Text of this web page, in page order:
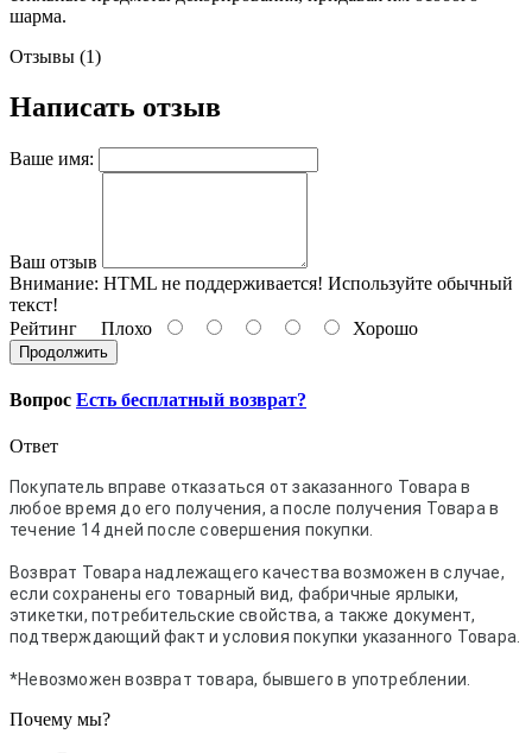
шарма.
Отзывы (1)
Написать отзыв
Ваше имя:
Ваш отзыв
Внимание: HTML не поддерживается! Используйте обычный
текст!
Рейтинг Плохо Хорошо
Продолжить
Вопрос Есть бесплатный возврат?
Ответ
Покупатель вправе отказаться от заказанного Товара в
любое время до его получения, а после получения Товара в
течение 14 дней после совершения покупки.
Возврат Товара надлежащего качества возможен в случае,
если сохранены его товарный вид, фабричные ярлыки,
этикетки, потребительские свойства, а также документ,
подтверждающий факт и условия покупки указанного Товара.
*Невозможен возврат товара, бывшего в употреблении.
Почему мы?